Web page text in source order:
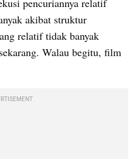
pencuriannya relatif
akibat struktur
relatif tidak banyak
Walau begitu, film